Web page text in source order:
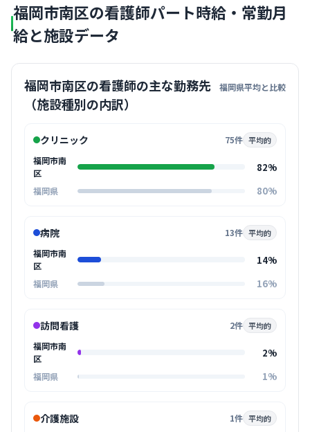
福岡市南区の看護師パート時給・常勤月
給と施設データ
福岡市南区の看護師の主な勤務先
（施設種別の内訳）
福岡県平均と比較
クリニック 75件 平均的
福岡市南
区
82%
福岡県 80%
病院 13件 平均的
福岡市南
区
14%
福岡県 16%
訪問看護 2件 平均的
福岡市南
区
2%
福岡県 1%
介護施設 1件 平均的